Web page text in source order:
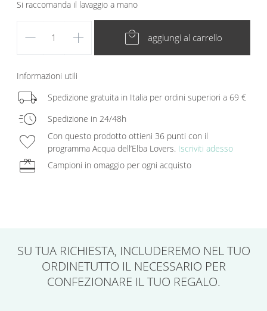
Si raccomanda il lavaggio a mano
remove add local_mall aggiungi al carrello
Informazioni utili
local_shipping Spedizione gratuita in Italia per ordini superiori a 69 €
acute Spedizione in 24/48h
favorite
Con questo prodotto ottieni 36 punti con il
programma Acqua dell’Elba Lovers. Iscriviti adesso
redeem Campioni in omaggio per ogni acquisto
SU TUA RICHIESTA, INCLUDEREMO NEL TUO
ORDINETUTTO IL NECESSARIO PER
CONFEZIONARE IL TUO REGALO.